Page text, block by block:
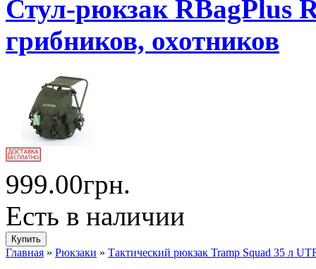
Стул-рюкзак RBagPlus
грибников, охотников
999.00грн.
Есть в наличии
Главная » Рюкзаки » Тактический рюкзак Tramp Squad 35 л